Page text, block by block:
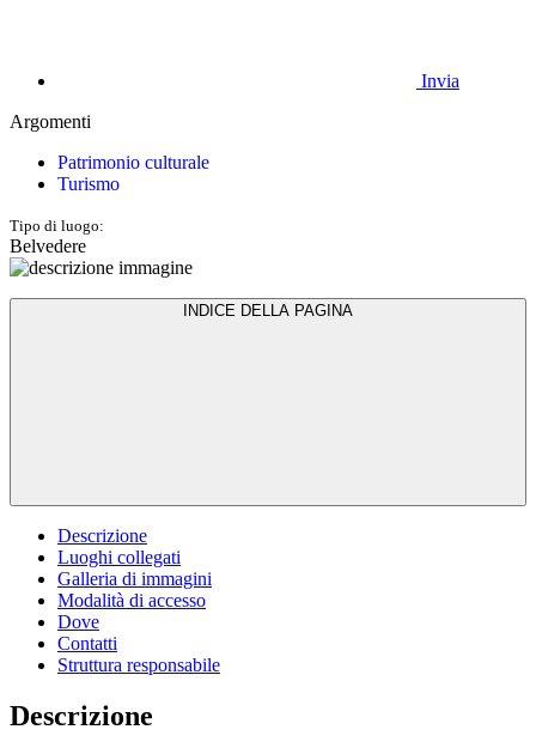
Invia
Argomenti
Patrimonio culturale
Turismo
Tipo di luogo:
Belvedere
Descrizione
Luoghi collegati
Galleria di immagini
Modalità di accesso
Dove
Contatti
Struttura responsabile
Descrizione